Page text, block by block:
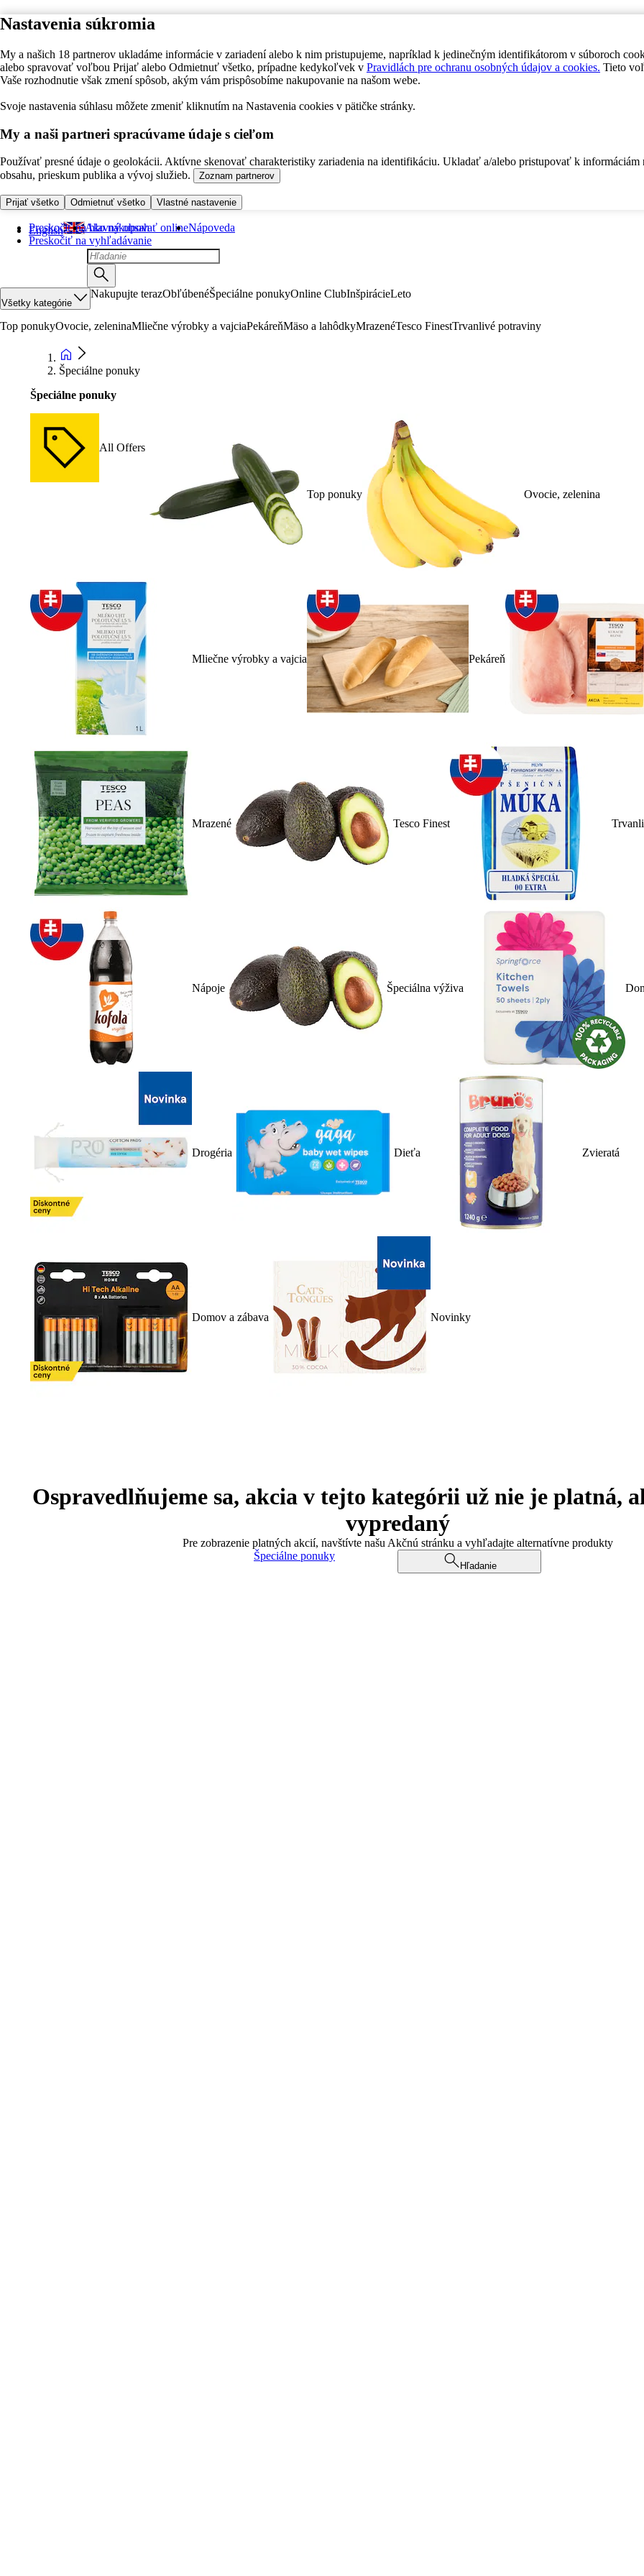
Nastavenia súkromia
My a našich 18 partnerov ukladáme informácie v zariadení alebo k nim pristupujeme, napríklad k jedinečným identifikátorom v súboroch
alebo spravovať voľbou Prijať alebo Odmietnuť všetko, prípadne kedykoľvek v Pravidlách pre ochranu osobných údajov a cookies. Tieto
Vaše rozhodnutie však zmení spôsob, akým vám prispôsobíme nakupovanie na našom webe.
Svoje nastavenia súhlasu môžete zmeniť kliknutím na Nastavenia cookies v pätičke stránky.
My a naši partneri spracúvame údaje s cieľom
Používať presné údaje o geolokácii. Aktívne skenovať charakteristiky zariadenia na identifikáciu. Ukladať a/alebo pristupovať k informáciám
obsahu, prieskum publika a vývoj služieb.
Zoznam partnerov
Prijať všetko Odmietnuť všetko Vlastné nastavenie
Preskočiť na hlavný obsah
Preskočiť na vyhľadávanie
English Ako nakupovať onlineNápoveda
Všetky kategórie
Nakupujte terazObľúbenéŠpeciálne ponukyOnline ClubInšpirácieLeto
Top ponukyOvocie, zeleninaMliečne výrobky a vajciaPekáreňMäso a lahôdkyMrazenéTesco FinestTrvanlivé potraviny
Špeciálne ponuky
Špeciálne ponuky
All Offers
Top ponuky Ovocie, zelenina
Mliečne výrobky a vajcia Pekáreň
Mrazené Tesco Finest
Nápoje Špeciálna výživa
Drogéria Dieťa Zvieratá
Domov a zábava Novinky
Ospravedlňujeme sa, akcia v tejto kategórii už nie je platná,
vypredaný
Pre zobrazenie platných akcií, navštívte našu Akčnú stránku a vyhľadajte alternatívne produkty
Špeciálne ponuky
Hľadanie